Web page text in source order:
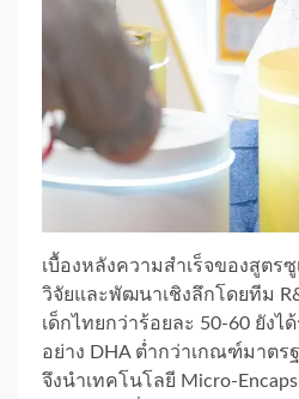
เบื้องหลังความสำเร็จของสูตร
วิจัยและพัฒนาเชิงลึกโดยทีม
เด็กไทยกว่าร้อยละ 50-60 ยัง
อย่าง DHA ต่ำกว่าเกณฑ์มาต
จึงนำเทคโนโลยี Micro-